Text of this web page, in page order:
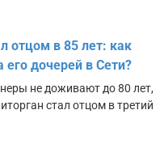
отцом в 85 лет: как
его дочерей в Сети?
не доживают до 80 лет,
стал отцом в третий